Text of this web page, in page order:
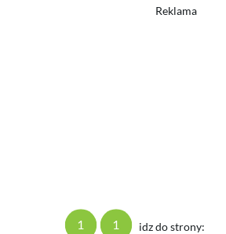
Reklama
1 1 idz do strony: